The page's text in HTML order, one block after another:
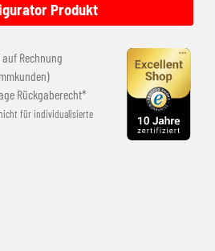
Produkt
auf Rechnung
Rückgaberecht*
für individualisierte